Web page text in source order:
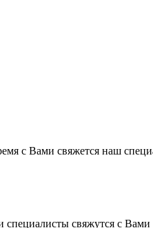
с Вами свяжется наш
свяжутся с